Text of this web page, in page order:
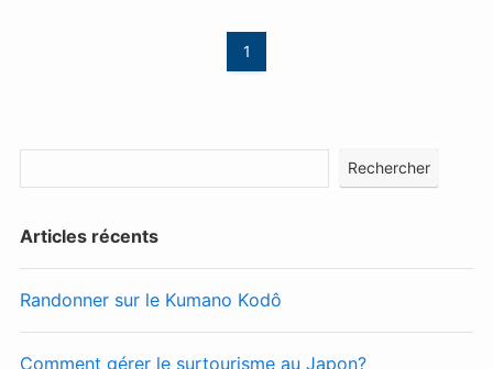
1
Rechercher
Articles récents
Randonner sur le Kumano Kodô
Comment gérer le surtourisme au Japon?